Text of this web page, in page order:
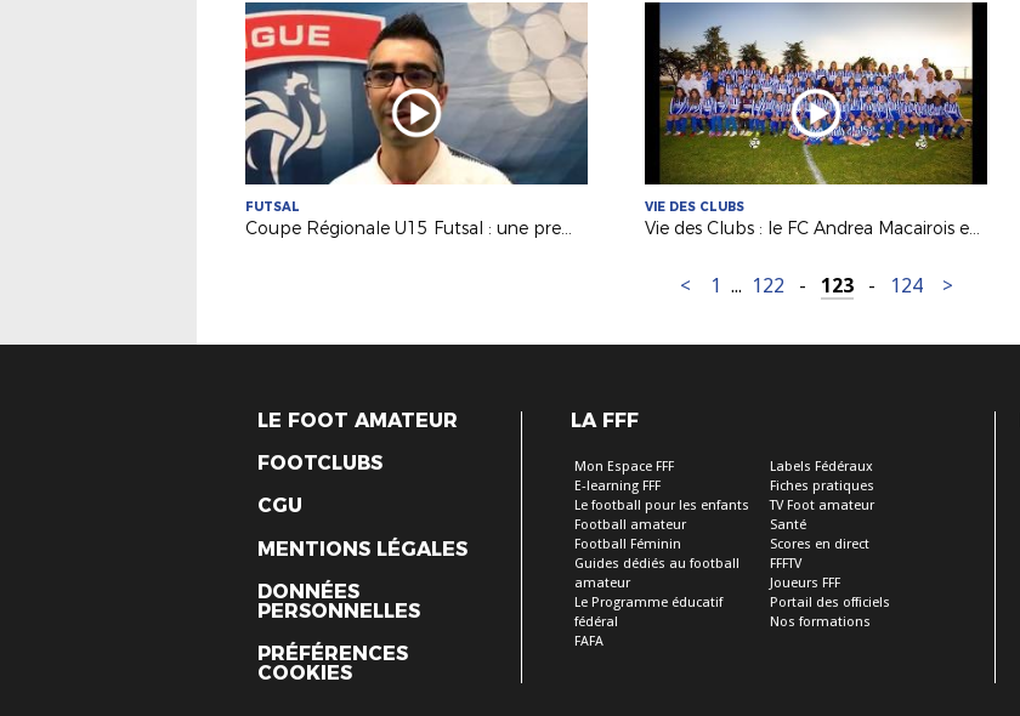
FUTSAL
Coupe Régionale U15 Futsal : une première édition réussie !
VIE DES CLUBS
Vie des Clubs : le FC Andrea Macairois en mode "Coupe du Monde 2019"
< 1 ... 122 - 123 - 124 >
LE FOOT AMATEUR
FOOTCLUBS
CGU
MENTIONS LÉGALES
DONNÉES
PERSONNELLES
PRÉFÉRENCES
COOKIES
LA FFF
Mon Espace FFF
E-learning FFF
Le football pour les enfants
Football amateur
Football Féminin
Guides dédiés au football
amateur
Le Programme éducatif
fédéral
FAFA
Labels Fédéraux
Fiches pratiques
TV Foot amateur
Santé
Scores en direct
FFFTV
Joueurs FFF
Portail des officiels
Nos formations